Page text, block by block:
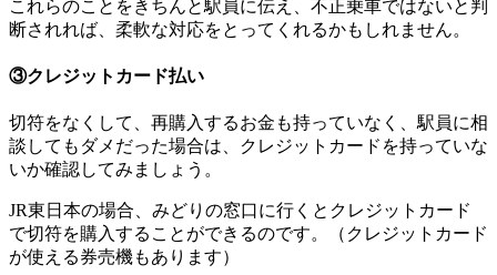
これらのことをきちんと駅員に伝え、不正乗車ではないと判
断されれば、柔軟な対応をとってくれるかもしれません。
③クレジットカード払い
切符をなくして、再購入するお金も持っていなく、駅員に相
談してもダメだった場合は、クレジットカードを持っていな
いか確認してみましょう。
JR東日本の場合、みどりの窓口に行くとクレジットカード
で切符を購入することができるのです。（クレジットカード
が使える券売機もあります）